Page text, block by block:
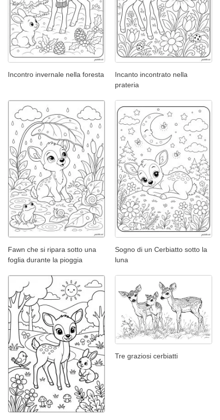
Incontro invernale nella foresta
Incanto incontrato nella
prateria
Fawn che si ripara sotto una
foglia durante la pioggia
Sogno di un Cerbiatto sotto la
luna
Tre graziosi cerbiatti